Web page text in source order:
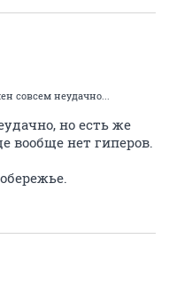
совсем неудачно...
но есть же
вообще нет гиперов.